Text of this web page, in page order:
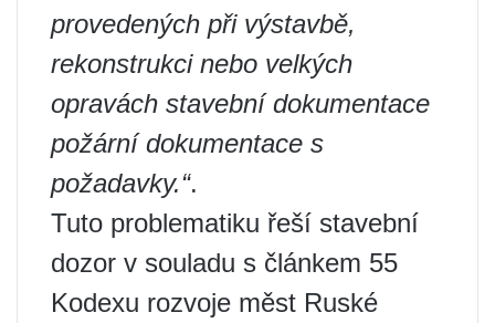
provedených při výstavbě,
rekonstrukci nebo velkých
opravách stavební dokumentace
požární dokumentace s
požadavky.“.
Tuto problematiku řeší stavební
dozor v souladu s článkem 55
Kodexu rozvoje měst Ruské